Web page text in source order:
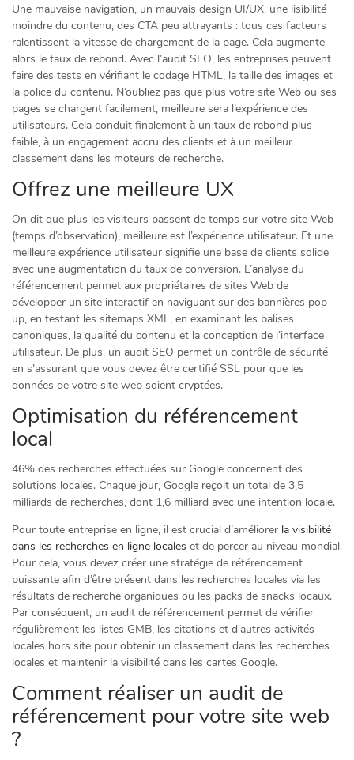
Une mauvaise navigation, un mauvais design UI/UX, une lisibilité
moindre du contenu, des CTA peu attrayants : tous ces facteurs
ralentissent la vitesse de chargement de la page. Cela augmente
alors le taux de rebond. Avec l’audit SEO, les entreprises peuvent
faire des tests en vérifiant le codage HTML, la taille des images et
la police du contenu. N’oubliez pas que plus votre site Web ou ses
pages se chargent facilement, meilleure sera l’expérience des
utilisateurs. Cela conduit finalement à un taux de rebond plus
faible, à un engagement accru des clients et à un meilleur
classement dans les moteurs de recherche.
Offrez une meilleure UX
On dit que plus les visiteurs passent de temps sur votre site Web
(temps d’observation), meilleure est l’expérience utilisateur. Et une
meilleure expérience utilisateur signifie une base de clients solide
avec une augmentation du taux de conversion. L’analyse du
référencement permet aux propriétaires de sites Web de
développer un site interactif en naviguant sur des bannières pop-
up, en testant les sitemaps XML, en examinant les balises
canoniques, la qualité du contenu et la conception de l’interface
utilisateur. De plus, un audit SEO permet un contrôle de sécurité
en s’assurant que vous devez être certifié SSL pour que les
données de votre site web soient cryptées.
Optimisation du référencement
local
46% des recherches effectuées sur Google concernent des
solutions locales. Chaque jour, Google reçoit un total de 3,5
milliards de recherches, dont 1,6 milliard avec une intention locale.
Pour toute entreprise en ligne, il est crucial d’améliorer la visibilité
dans les recherches en ligne locales et de percer au niveau mondial.
Pour cela, vous devez créer une stratégie de référencement
puissante afin d’être présent dans les recherches locales via les
résultats de recherche organiques ou les packs de snacks locaux.
Par conséquent, un audit de référencement permet de vérifier
régulièrement les listes GMB, les citations et d’autres activités
locales hors site pour obtenir un classement dans les recherches
locales et maintenir la visibilité dans les cartes Google.
Comment réaliser un audit de
référencement pour votre site web
?